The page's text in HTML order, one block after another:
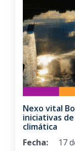
Nexo vital
iniciativas
climática
Fecha:
17